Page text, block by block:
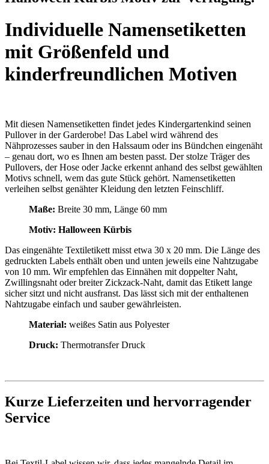
Individuelle Namensetiketten
mit Größenfeld und
kinderfreundlichen Motiven
Mit diesen Namensetiketten findet jedes Kindergartenkind seinen
Pullover in der Garderobe! Das Label wird während des
Nähprozesses sauber in den Halssaum oder ins Bündchen eingenäht
– genau dort, wo es Ihnen am besten passt. Der stolze Träger des
Pullovers, der Hose oder Jacke erkennt anhand des selbst gewählten
Motivs schnell, wem das gute Stück gehört. Namensetiketten
verleihen selbst genähter Kleidung den letzten Feinschliff.
Maße: Breite 30 mm, Länge 60 mm
Motiv: Halloween Kürbis
Das eingenähte Textiletikett misst etwa 30 x 20 mm. Die Länge des
gedruckten Labels enthält oben und unten jeweils eine Nahtzugabe
von 10 mm. Wir empfehlen das Einnähen mit doppelter Naht,
Zwillingsnaht oder breiter Zickzack-Naht, damit das Etikett lange
sicher sitzt und nicht ausfranst. Das lässt sich mit der enthaltenen
Nahtzugabe einfach und sauber gewährleisten.
Material: weißes Satin aus Polyester
Druck: Thermotransfer Druck
Kurze Lieferzeiten und hervorragender
Service